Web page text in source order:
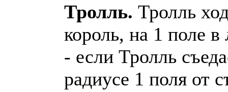
Тролль. Тролль
король, на 1 поле
- если Тролль
радиусе 1 поля от